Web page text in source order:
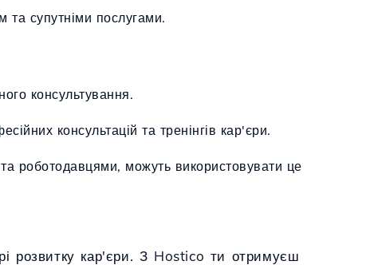
супутніми послугами.
консультування.
консультацій та тренінгів кар'єри.
роботодавцями, можуть використовувати це
розвитку кар'єри. З Hostico ти отримуєш